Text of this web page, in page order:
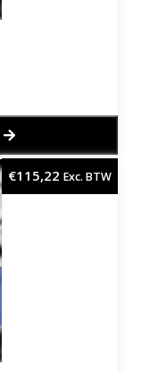
€115,22 Exc. BTW